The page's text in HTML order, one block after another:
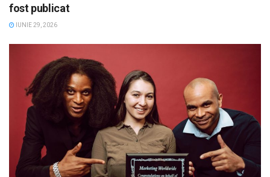
fost publicat
IUNIE 29, 2026